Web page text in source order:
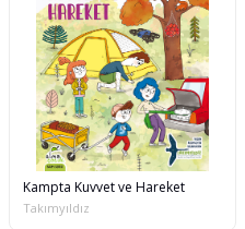
Kampta Kuvvet ve Hareket
Takımyıldız